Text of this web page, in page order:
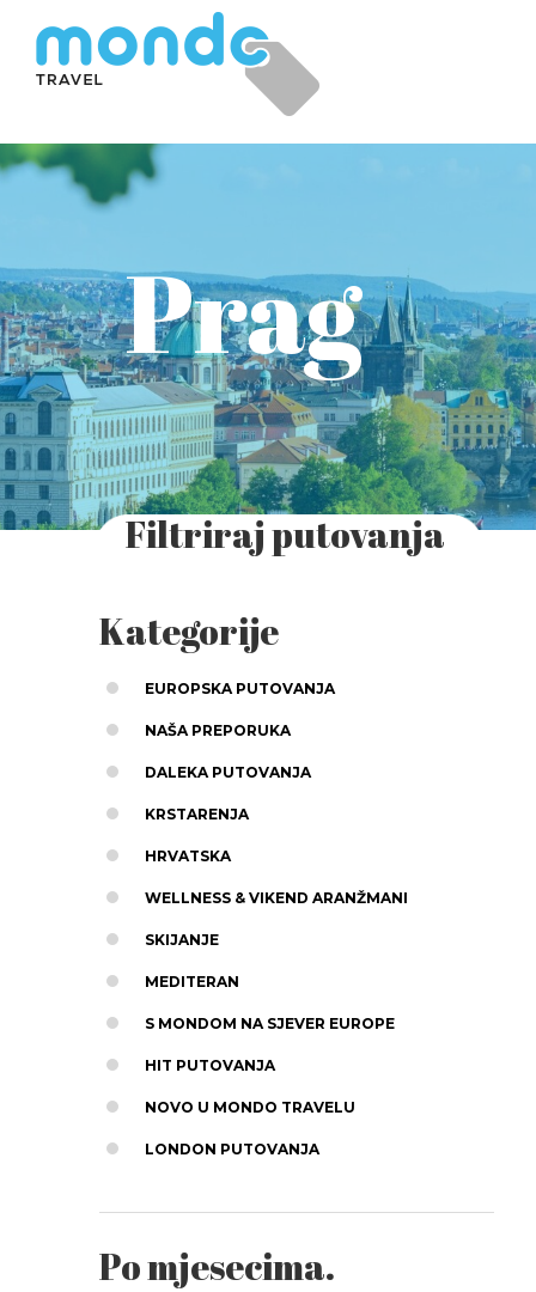
Prag
Filtriraj putovanja
Kategorije
EUROPSKA PUTOVANJA
NAŠA PREPORUKA
DALEKA PUTOVANJA
KRSTARENJA
HRVATSKA
WELLNESS & VIKEND ARANŽMANI
SKIJANJE
MEDITERAN
S MONDOM NA SJEVER EUROPE
HIT PUTOVANJA
NOVO U MONDO TRAVELU
LONDON PUTOVANJA
Po mjesecima.